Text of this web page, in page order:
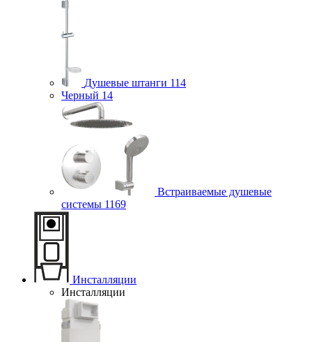
Душевые штанги 114
Черный 14
Встраиваемые душевые
системы 1169
Инсталляции
Инсталляции